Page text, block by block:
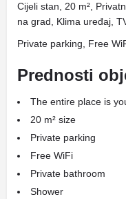
Cijeli stan, 20 m²,
na grad, Klima uređaj,
Private parking, Free
Prednosti
The entire place is
20 m² size
Private parking
Free WiFi
Private bathroom
Shower